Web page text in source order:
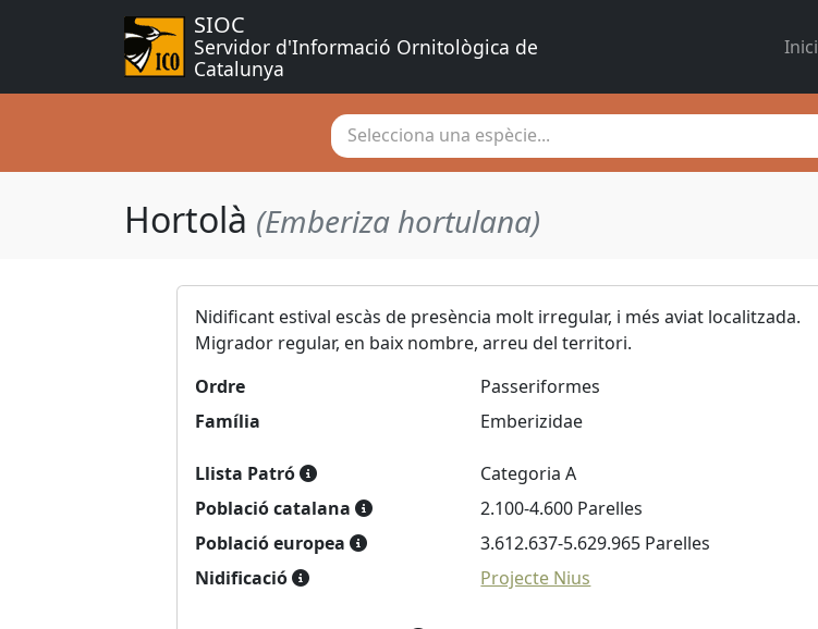
SIOC
Servidor d'Informació Ornitològica de
Catalunya
Inici
Selecciona una espècie...
Hortolà (Emberiza hortulana)
Nidificant estival escàs de presència molt irregular, i més aviat localitzada.
Migrador regular, en baix nombre, arreu del territori.
Ordre
Passeriformes
Família
Emberizidae
Llista Patró
Categoria A
Població catalana
2.100-4.600 Parelles
Població europea
3.612.637-5.629.965 Parelles
Nidificació
Projecte Nius